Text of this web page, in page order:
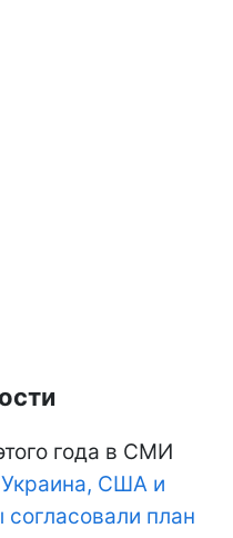
года в СМИ
Украина, США и
план